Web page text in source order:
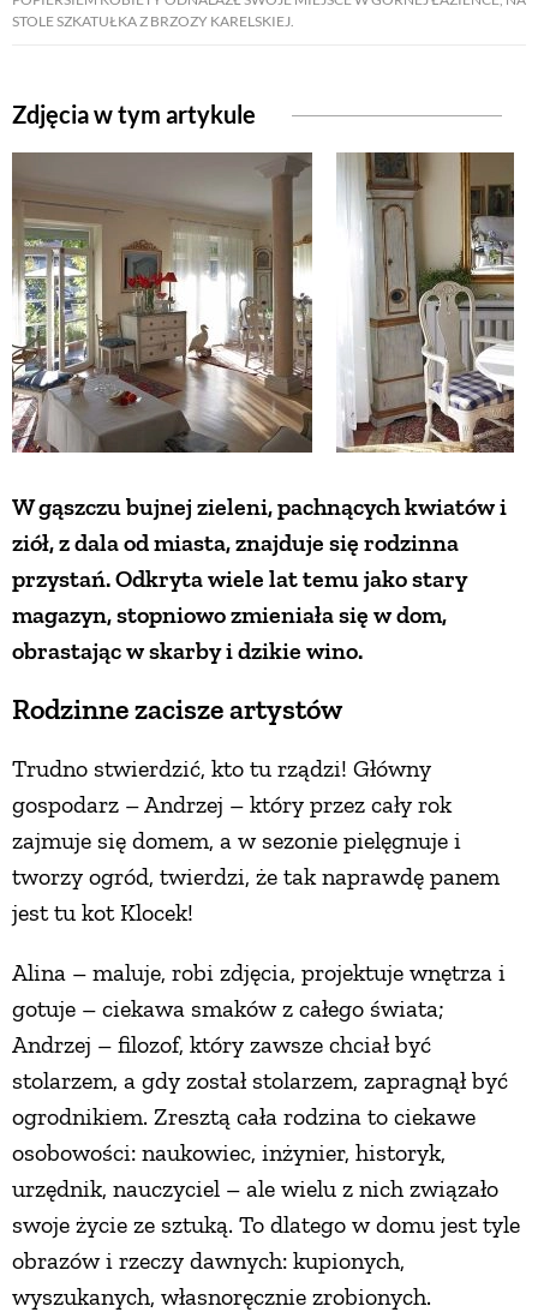
STOLE SZKATUŁKA Z BRZOZY KARELSKIEJ.
Zdjęcia w tym artykule
W gąszczu bujnej zieleni, pachnących kwiatów i
ziół, z dala od miasta, znajduje się rodzinna
przystań. Odkryta wiele lat temu jako stary
magazyn, stopniowo zmieniała się w dom,
obrastając w skarby i dzikie wino.
Rodzinne zacisze artystów
Trudno stwierdzić, kto tu rządzi! Główny
gospodarz – Andrzej – który przez cały rok
zajmuje się domem, a w sezonie pielęgnuje i
tworzy ogród, twierdzi, że tak naprawdę panem
jest tu kot Klocek!
Alina – maluje, robi zdjęcia, projektuje wnętrza i
gotuje – ciekawa smaków z całego świata;
Andrzej – filozof, który zawsze chciał być
stolarzem, a gdy został stolarzem, zapragnął być
ogrodnikiem. Zresztą cała rodzina to ciekawe
osobowości: naukowiec, inżynier, historyk,
urzędnik, nauczyciel – ale wielu z nich związało
swoje życie ze sztuką. To dlatego w domu jest tyle
obrazów i rzeczy dawnych: kupionych,
wyszukanych, własnoręcznie zrobionych.
GRZYBY
KRAJOBRAZ
RĘKODZIEŁO
RZEMIOSŁO
ZWYCZAJE
ZRÓB TO SAM
PRZEPISY
ŚNIADANIA
ZUPY
DANIA GŁÓWNE
CIASTA I DESERY
DODATKI
PRZETWORY
INNE